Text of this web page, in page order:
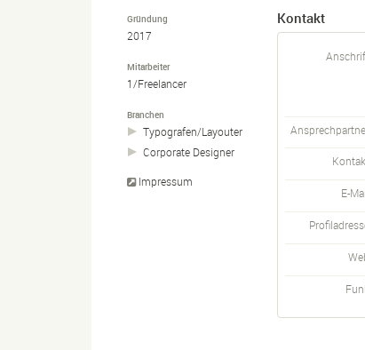
Gründung
2017
Mitarbeiter
1/Freelancer
Branchen
Typografen/Layouter
Corporate Designer
Impressum
Kontakt
E-